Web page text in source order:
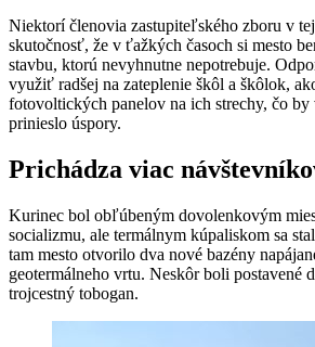
Niektorí členovia zastupiteľského zboru v
skutočnosť, že v ťažkých časoch si mesto
stavbu, ktorú nevyhnutne nepotrebuje.
využiť radšej na zateplenie škôl a škôlok,
fotovoltických panelov na ich strechy, čo
prinieslo úspory.
Prichádza viac
Kurinec bol obľúbeným dovolenkovým
socializmu, ale termálnym kúpaliskom sa
tam mesto otvorilo dva nové bazény
geotermálneho vrtu. Neskôr boli postavené
trojcestný tobogan.